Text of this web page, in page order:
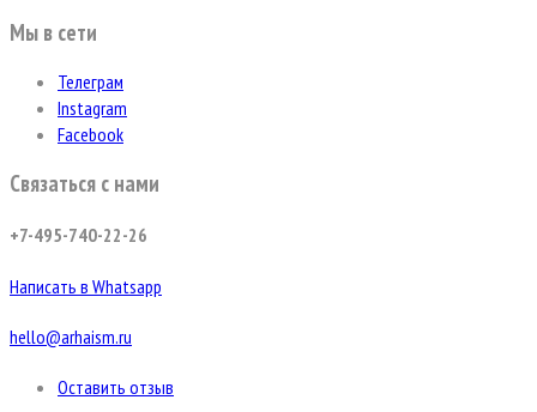
Мы в сети
Телеграм
Instagram
Facebook
Связаться с нами
+7-495-740-22-26
Написать в Whatsapp
hello@arhaism.ru
Оставить отзыв